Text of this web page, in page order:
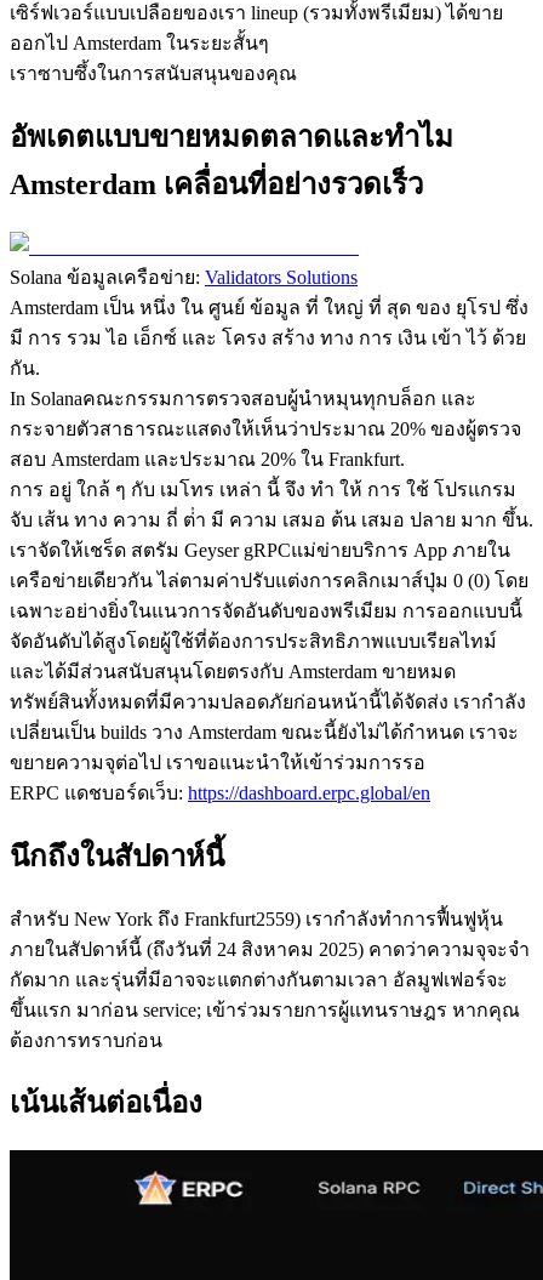
เซิร์ฟเวอร์แบบเปลือยของเรา lineup (รวมทั้งพรีเมียม) ได้ขาย
ออกไป Amsterdam ในระยะสั้นๆ
เราซาบซึ้งในการสนับสนุนของคุณ
อัพเดตแบบขายหมดตลาดและทําไม
Amsterdam เคลื่อนที่อย่างรวดเร็ว
Solana ข้อมูลเครือข่าย: Validators Solutions
Amsterdam เป็น หนึ่ง ใน ศูนย์ ข้อมูล ที่ ใหญ่ ที่ สุด ของ ยุโรป ซึ่ง
มี การ รวม ไอ เอ็กซ์ และ โครง สร้าง ทาง การ เงิน เข้า ไว้ ด้วย
กัน.
In Solanaคณะกรรมการตรวจสอบผู้นําหมุนทุกบล็อก และ
กระจายตัวสาธารณะแสดงให้เห็นว่าประมาณ 20% ของผู้ตรวจ
สอบ Amsterdam และประมาณ 20% ใน Frankfurt.
การ อยู่ ใกล้ ๆ กับ เมโทร เหล่า นี้ จึง ทํา ให้ การ ใช้ โปรแกรม
จับ เส้น ทาง ความ ถี่ ต่ํา มี ความ เสมอ ต้น เสมอ ปลาย มาก ขึ้น.
เราจัดให้เชร็ด สตรัม Geyser gRPCแม่ข่ายบริการ App ภายใน
เครือข่ายเดียวกัน ไล่ตามค่าปรับแต่งการคลิกเมาส์ปุ่ม 0 (0) โดย
เฉพาะอย่างยิ่งในแนวการจัดอันดับของพรีเมียม การออกแบบนี้
จัดอันดับได้สูงโดยผู้ใช้ที่ต้องการประสิทธิภาพแบบเรียลไทม์
และได้มีส่วนสนับสนุนโดยตรงกับ Amsterdam ขายหมด
ทรัพย์สินทั้งหมดที่มีความปลอดภัยก่อนหน้านี้ได้จัดส่ง เรากําลัง
เปลี่ยนเป็น builds วาง Amsterdam ขณะนี้ยังไม่ได้กําหนด เราจะ
ขยายความจุต่อไป เราขอแนะนําให้เข้าร่วมการรอ
ERPC แดชบอร์ดเว็บ: https://dashboard.erpc.global/en
นึกถึงในสัปดาห์นี้
สําหรับ New York ถึง Frankfurt2559) เรากําลังทําการฟื้นฟูหุ้น
ภายในสัปดาห์นี้ (ถึงวันที่ 24 สิงหาคม 2025) คาดว่าความจุจะจํา
กัดมาก และรุ่นที่มีอาจจะแตกต่างกันตามเวลา อัลมูฟเฟอร์จะ
ขึ้นแรก มาก่อน service; เข้าร่วมรายการผู้แทนราษฎร หากคุณ
ต้องการทราบก่อน
เน้นเส้นต่อเนื่อง